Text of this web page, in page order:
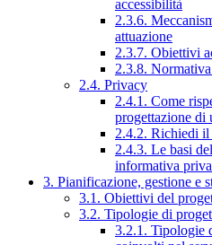
accessibilità
2.3.6.
attuazione
2.3.7. Obiettivi
2.3.8.
2.4. Privacy
2.4.1. Come
progettazione di
2.4.2. Richiedi il
2.4.3. Le basi
informativa
3. Pianificazione, gestione e
3.1. Obiettivi del
3.2. Tipologie di
3.2.1. Tipologie